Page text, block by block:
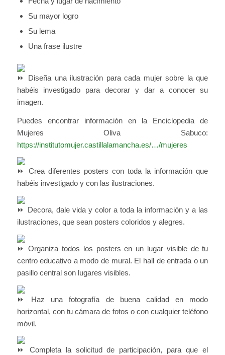
Su mayor logro
Su lema
Una frase ilustre
Diseña una ilustración para cada mujer sobre la que
habéis investigado para decorar y dar a conocer su
imagen.
Puedes encontrar información en la Enciclopedia de
Mujeres Oliva Sabuco:
https://institutomujer.castillalamancha.es/…/mujeres
Crea diferentes posters con toda la información que
habéis investigado y con las ilustraciones.
Decora, dale vida y color a toda la información y a las
ilustraciones, que sean posters coloridos y alegres.
Organiza todos los posters en un lugar visible de tu
centro educativo a modo de mural. El hall de entrada o un
pasillo central son lugares visibles.
Haz una fotografía de buena calidad en modo
horizontal, con tu cámara de fotos o con cualquier teléfono
móvil.
Completa la solicitud de participación, para que el